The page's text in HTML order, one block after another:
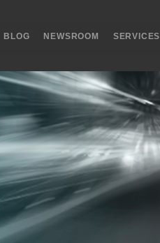
BLOG NEWSROOM SERVICES